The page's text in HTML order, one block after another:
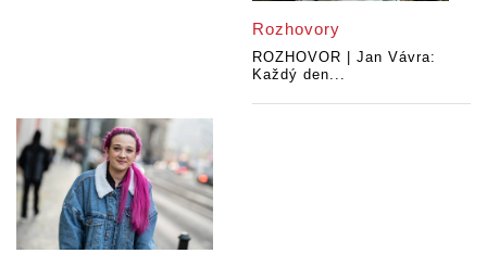
Rozhovory
ROZHOVOR | Jan Vávra:
Každý den...